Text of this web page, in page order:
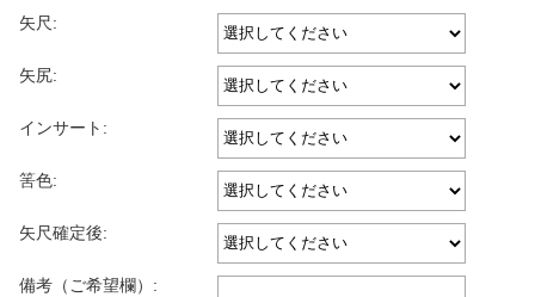
矢尺:
矢尻:
インサート:
筈色:
矢尺確定後:
備考（ご希望欄）: